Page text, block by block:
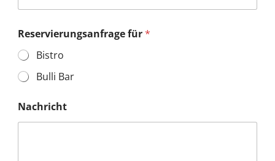
g
a
f
a
e
R
e
Reservierungsanfrage für*
Bistro
Bulli Bar
Nachricht